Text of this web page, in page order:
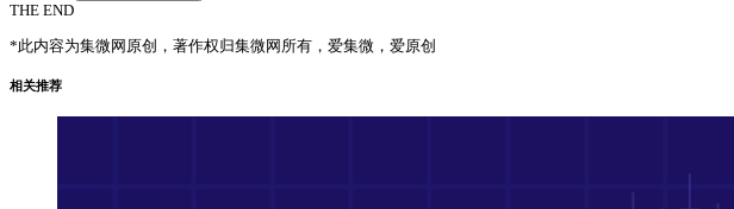
THE END
*此内容为集微网原创，著作权归集微网所有，爱集微，爱原创
相关推荐